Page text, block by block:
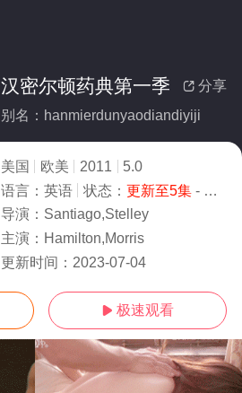
 分享
汉密尔顿药典第一季
别名：hanmierdunyaodiandiyiji
美国 欧美 2011
5.0
语言： 英语 状态： 更新至5集- 免费在线观看
导演： Santiago,Stelley
主演： Hamilton,Morris
更新时间： 2023-07-04
 极速观看